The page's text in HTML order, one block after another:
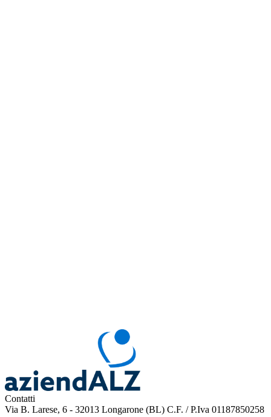
Contatti
Via B. Larese, 6 - 32013 Longarone (BL) C.F. / P.Iva 01187850258